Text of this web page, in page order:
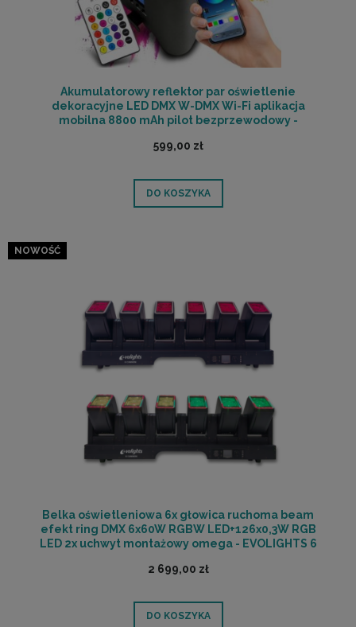
Akumulatorowy reflektor par oświetlenie
dekoracyjne LED DMX W-DMX Wi-Fi aplikacja
mobilna 8800 mAh pilot bezprzewodowy -
SALA ODSŁUCHOWA POZNAŃ
599,00 zł
DO KOSZYKA
Belka oświetleniowa 6x głowica ruchoma beam
efekt ring DMX 6x60W RGBW LED+126x0,3W RGB
LED 2x uchwyt montażowy omega - EVOLIGHTS 6
2 699,00 zł
DO KOSZYKA
NOWOŚĆ